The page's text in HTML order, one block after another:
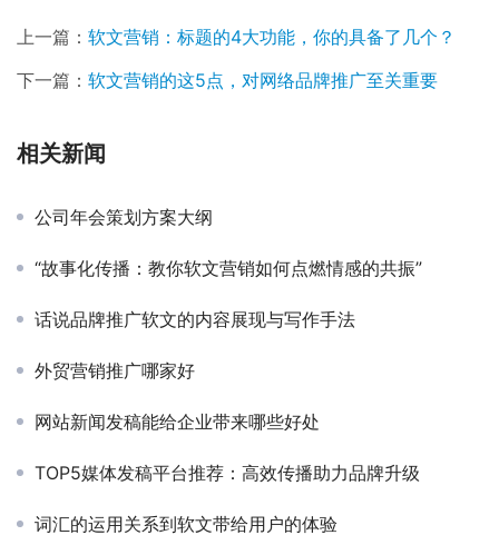
上一篇： 软文营销：标题的4大功能，你的具备了几个？
下一篇： 软文营销的这5点，对网络品牌推广至关重要
相关新闻
公司年会策划方案大纲
“故事化传播：教你软文营销如何点燃情感的共振”
话说品牌推广软文的内容展现与写作手法
外贸营销推广哪家好
网站新闻发稿能给企业带来哪些好处
TOP5媒体发稿平台推荐：高效传播助力品牌升级
词汇的运用关系到软文带给用户的体验